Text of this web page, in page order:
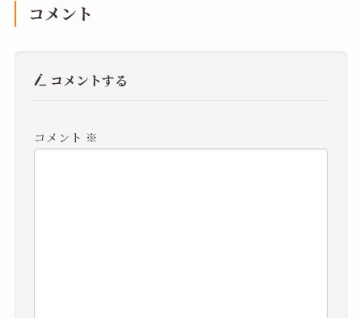
コメント
コメントする
コメント ※